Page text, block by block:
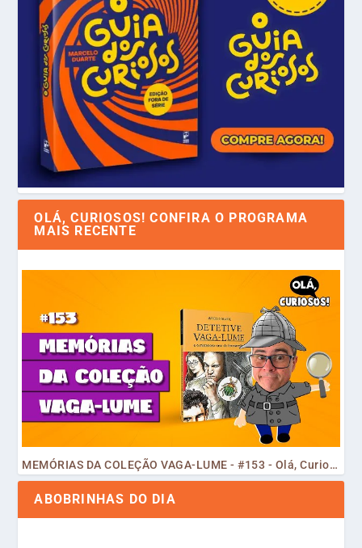
OLÁ, CURIOSOS! CONFIRA O PROGRAMA
MAIS RECENTE
MEMÓRIAS DA COLEÇÃO VAGA-LUME - #153 - Olá, Curiosos! 2023
ABOBRINHAS DO DIA